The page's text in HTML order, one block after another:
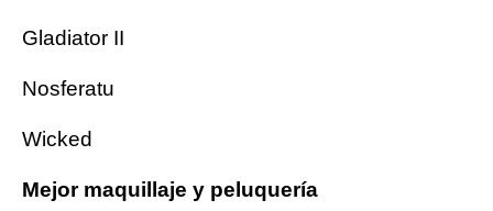
Gladiator II
Nosferatu
Wicked
Mejor maquillaje y peluquería